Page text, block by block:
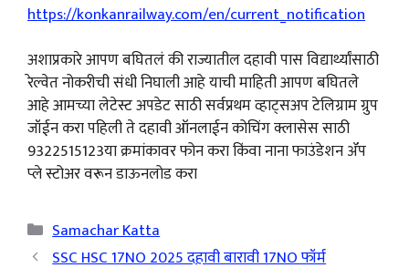
https://konkanrailway.com/en/current_notification
अशाप्रकारे आपण बघितलं की राज्यातील दहावी पास विद्यार्थ्यांसाठी
रेल्वेत नोकरीची संधी निघाली आहे याची माहिती आपण बघितले
आहे आमच्या लेटेस्ट अपडेट साठी सर्वप्रथम व्हाट्सअप टेलिग्राम ग्रुप
जॉईन करा पहिली ते दहावी ऑनलाईन कोचिंग क्लासेस साठी
9322515123या क्रमांकावर फोन करा किंवा नाना फाउंडेशन ॲप
प्ले स्टोअर वरून डाऊनलोड करा
Categories
Samachar Katta
SSC HSC 17NO 2025 दहावी बारावी 17NO फॉर्म